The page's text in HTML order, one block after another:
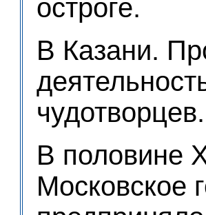
остроге.
Β Казани.
чудотворцев.
Β половине
Московское